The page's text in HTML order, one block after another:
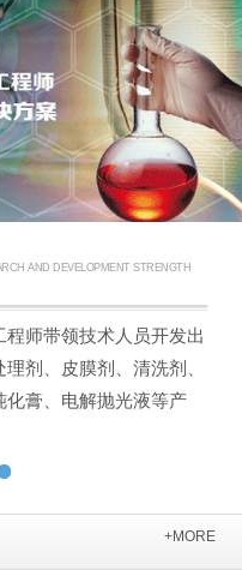
AND DEVELOPMENT STRENGTH
师带领技术人员开发出
剂、皮膜剂、清洗剂、
化膏、电解抛光液等产
+MORE